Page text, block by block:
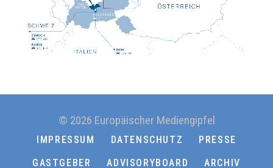
© 2026 Europäischer Mediengipfel
IMPRESSUM DATENSCHUTZ
PRESSE
GASTGEBER
ADVISORYBOARD ARCHIV